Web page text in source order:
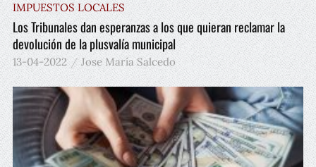
IMPUESTOS LOCALES
Los Tribunales dan esperanzas a los que quieran reclamar la
devolución de la plusvalía municipal
13-04-2022 Jose María Salcedo